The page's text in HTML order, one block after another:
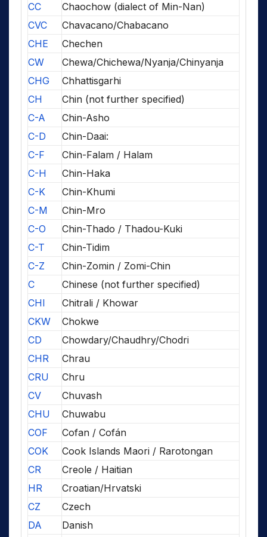
CC
Chaochow (dialect of Min-Nan)
CVC
Chavacano/Chabacano
CHE
Chechen
CW
Chewa/Chichewa/Nyanja/Chinyanja
CHG
Chhattisgarhi
CH
Chin (not further specified)
C-A
Chin-Asho
C-D
Chin-Daai:
C-F
Chin-Falam / Halam
C-H
Chin-Haka
C-K
Chin-Khumi
C-M
Chin-Mro
C-O
Chin-Thado / Thadou-Kuki
C-T
Chin-Tidim
C-Z
Chin-Zomin / Zomi-Chin
C
Chinese (not further specified)
CHI
Chitrali / Khowar
CKW
Chokwe
CD
Chowdary/Chaudhry/Chodri
CHR
Chrau
CRU
Chru
CV
Chuvash
CHU
Chuwabu
COF
Cofan / Cofán
COK
Cook Islands Maori / Rarotongan
CR
Creole / Haitian
HR
Croatian/Hrvatski
CZ
Czech
DA
Danish